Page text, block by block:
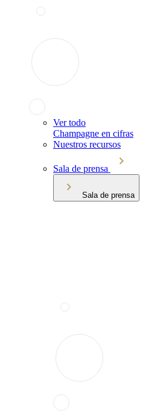
Ver todo
Champagne en cifras
Nuestros recursos
Sala de prensa
Sala de prensa